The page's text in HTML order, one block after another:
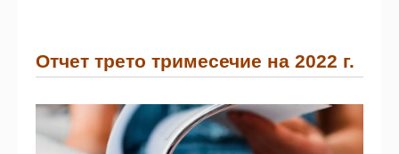
Отчет трето тримесечие на 2022 г.